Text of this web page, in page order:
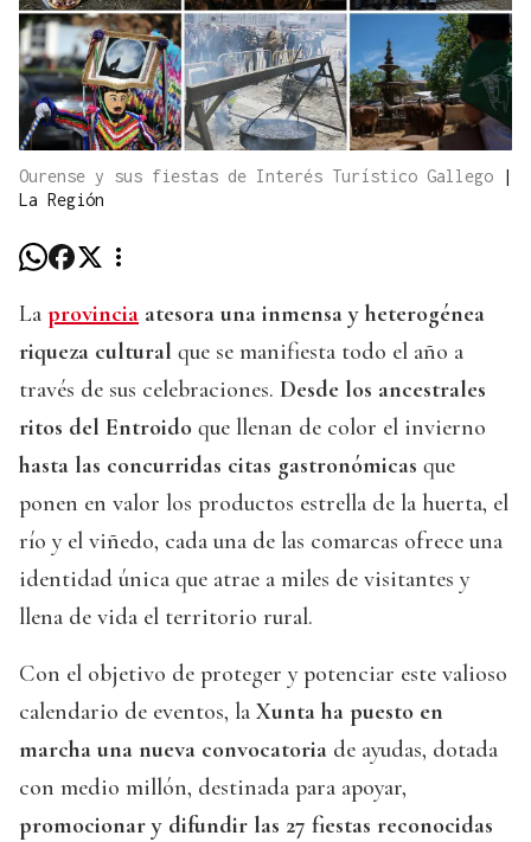
Ourense y sus fiestas de Interés Turístico Gallego
|
La Región
La provincia atesora una inmensa y heterogénea
riqueza cultural que se manifiesta todo el año a
través de sus celebraciones. Desde los ancestrales
ritos del Entroido que llenan de color el invierno
hasta las concurridas citas gastronómicas que
ponen en valor los productos estrella de la huerta, el
río y el viñedo, cada una de las comarcas ofrece una
identidad única que atrae a miles de visitantes y
llena de vida el territorio rural.
Con el objetivo de proteger y potenciar este valioso
calendario de eventos, la Xunta ha puesto en
marcha una nueva convocatoria de ayudas, dotada
con medio millón, destinada para apoyar,
promocionar y difundir las 27 fiestas reconocidas